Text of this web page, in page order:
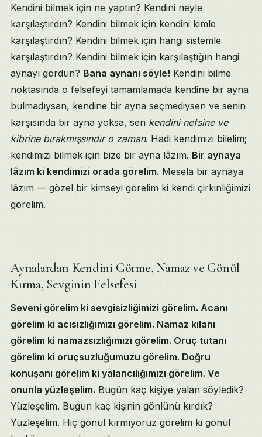
Kendini bilmek için ne yaptın? Kendini neyle
karşılaştırdın? Kendini bilmek için kendini kimle
karşılaştırdın? Kendini bilmek için hangi sistemle
karşılaştırdın? Kendini bilmek için karşılaştığın hangi
aynayı gördün? Bana aynanı söyle! Kendini bilme
noktasında o felsefeyi tamamlamada kendine bir ayna
bulmadıysan, kendine bir ayna seçmediysen ve senin
karşısında bir ayna yoksa, sen kendini nefsine ve
kibrine bırakmışsındır o zaman. Hadi kendimizi bilelim;
kendimizi bilmek için bize bir ayna lâzım. Bir aynaya
lâzım ki kendimizi orada görelim. Mesela bir aynaya
lâzım — gözel bir kimseyi görelim ki kendi çirkinliğimizi
görelim.
Aynalardan Kendini Görme, Namaz ve Gönül
Kırma, Sevginin Felsefesi
Seveni görelim ki sevgisizliğimizi görelim. Acanı
görelim ki acısızlığımızı görelim. Namaz kılanı
görelim ki namazsızlığımızı görelim. Oruç tutanı
görelim ki oruçsuzluğumuzu görelim. Doğru
konuşanı görelim ki yalancılığımızı görelim. Ve
onunla yüzleşelim. Bugün kaç kişiye yalan söyledik?
Yüzleşelim. Bugün kaç kişinin gönlünü kırdık?
Yüzleşelim. Hiç gönül kırmıyoruz görelim ki gönül